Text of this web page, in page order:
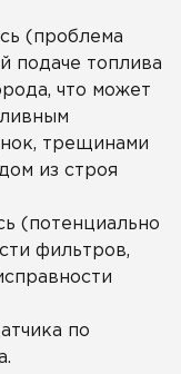
(проблема
подаче топлива
что может
трещинами
из строя
(потенциально
фильтров,
по